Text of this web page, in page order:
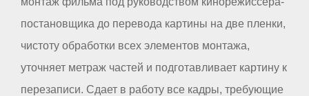
постановщика до перевода картины на две пленки,
чистоту обработки всех элементов монтажа,
уточняет метраж частей и подготавливает картину к
перезаписи. Сдает в работу все кадры, требующие